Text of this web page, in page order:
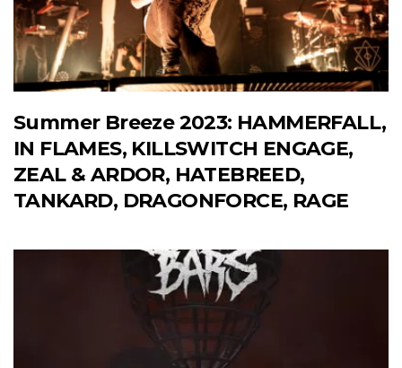
Summer Breeze 2023: HAMMERFALL,
IN FLAMES, KILLSWITCH ENGAGE,
ZEAL & ARDOR, HATEBREED,
TANKARD, DRAGONFORCE, RAGE